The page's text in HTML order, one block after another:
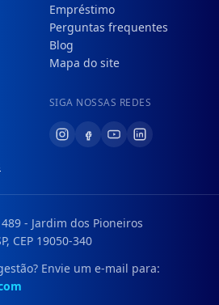
Empréstimo
Perguntas frequentes
Blog
Mapa do site
SIGA NOSSAS REDES
- Jardim dos Pioneiros
CEP 19050-340
Envie um e-mail para: